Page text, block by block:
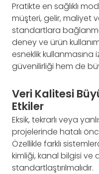
Pratikte en sağlıklı
müşteri, gelir, maliyet
standartlara
deney ve ürün
esneklik kullanmasına
güvenilirliği hem de
Veri Kalitesi
Etkiler
Eksik, tekrarlı veya
projelerinde hatalı
Özellikle farklı
kimliği, kanal bilgisi ve
standartlaştırılmalıdır.